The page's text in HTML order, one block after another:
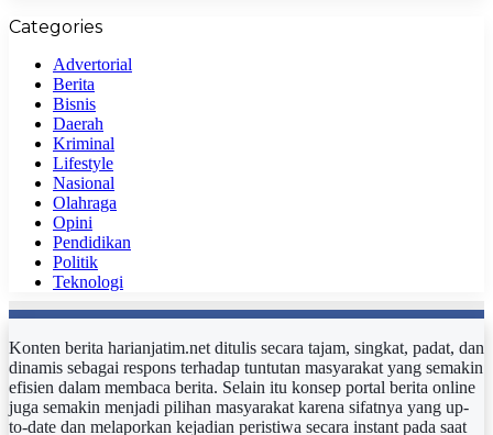
Categories
Advertorial
Berita
Bisnis
Daerah
Kriminal
Lifestyle
Nasional
Olahraga
Opini
Pendidikan
Politik
Teknologi
Konten berita harianjatim.net ditulis secara tajam, singkat, padat, dan
dinamis sebagai respons terhadap tuntutan masyarakat yang semakin
efisien dalam membaca berita. Selain itu konsep portal berita online
juga semakin menjadi pilihan masyarakat karena sifatnya yang up-
to-date dan melaporkan kejadian peristiwa secara instant pada saat